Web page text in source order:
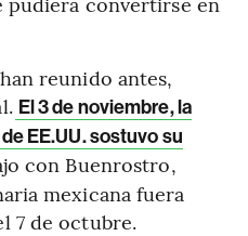
reunido antes,
El 3 de noviembre, la
EE.UU. sostuvo su
con Buenrostro,
mexicana fuera
7 de octubre.